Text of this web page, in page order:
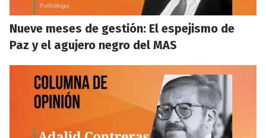
Nueve meses de gestión: El espejismo de
Paz y el agujero negro del MAS